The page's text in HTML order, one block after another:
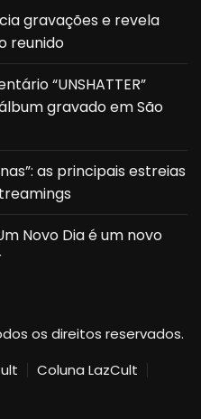
gravações e revela
reunido
“UNSHATTER”
gravado em São
as principais estreias
Novo Dia é um novo
os direitos reservados.
Coluna LazCult